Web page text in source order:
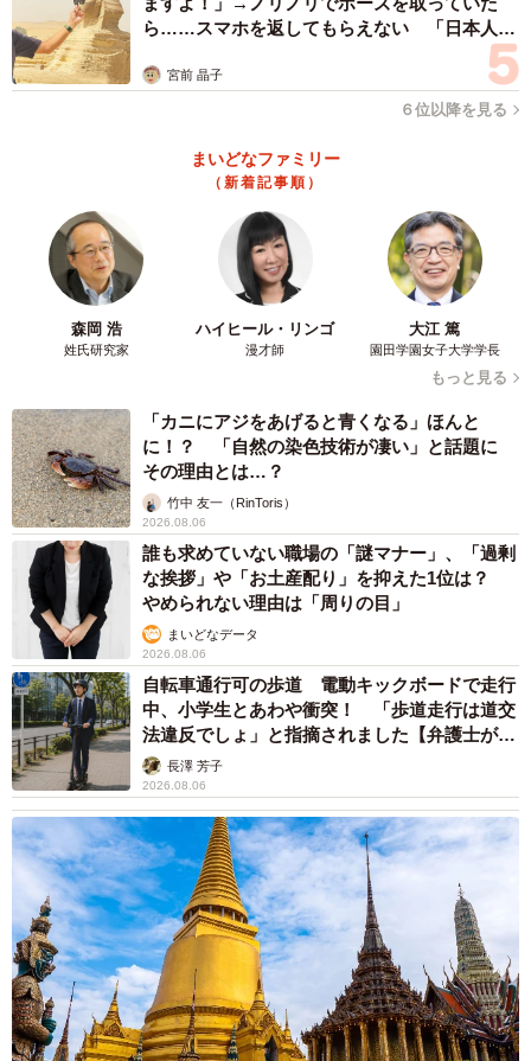
お迎え当時、小さかったちいちゃん（画像提供：ちーちゃん-Mari-うるち
ゃんさん／Instagram）
ちいちゃんが家族のもとへやって来たのは、2017年12月3
日のことでした。待ち望んだ「その日」を前に、飼い主さ
んは胸が高鳴ったといいます。
「ちいが車に乗って我が家へ来てくれました。キャリーか
ら出てきたちいは、怖がることも人見知りする様子もなく
歩み寄ってきて、『遊んで』と甘えるようにして、本当に
すぐに馴染んでくれました」
ら……スマホを返してもらえない 「日本人は
カモ代表かも」「私は6時間で3万円払った」
宮前 晶子
６位以降を見る
まいどなファミリー
（新着記事順）
森岡 浩
姓氏研究家
ハイヒール・リンゴ
漫才師
大江 篤
園田学園女子大学学長
もっと見る
「カニにアジをあげると青くなる」ほんと
に！？ 「自然の染色技術が凄い」と話題に
その理由とは…？
竹中 友一（RinToris）
2026.08.06
誰も求めていない職場の「謎マナー」、「過剰
な挨拶」や「お土産配り」を抑えた1位は？
やめられない理由は「周りの目」
まいどなデータ
2026.08.06
自転車通行可の歩道 電動キックボードで走行
中、小学生とあわや衝突！ 「歩道走行は道交
法違反でしょ」と指摘されました【弁護士が解
説】長澤 芳子
2026.08.06